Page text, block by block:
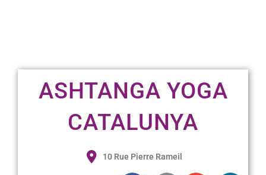
ASHTANGA YOGA
CATALUNYA
10 Rue Pierre Rameil